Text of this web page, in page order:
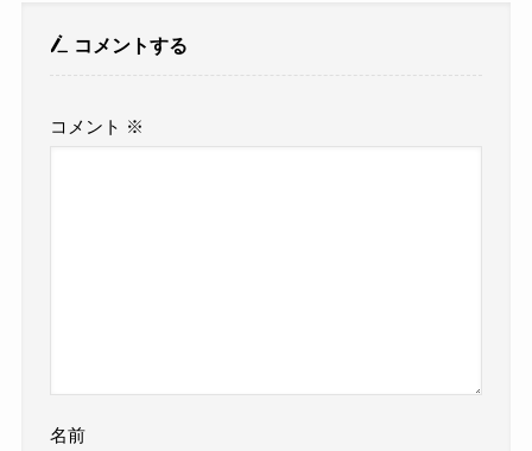
コメントする
コメント ※
名前